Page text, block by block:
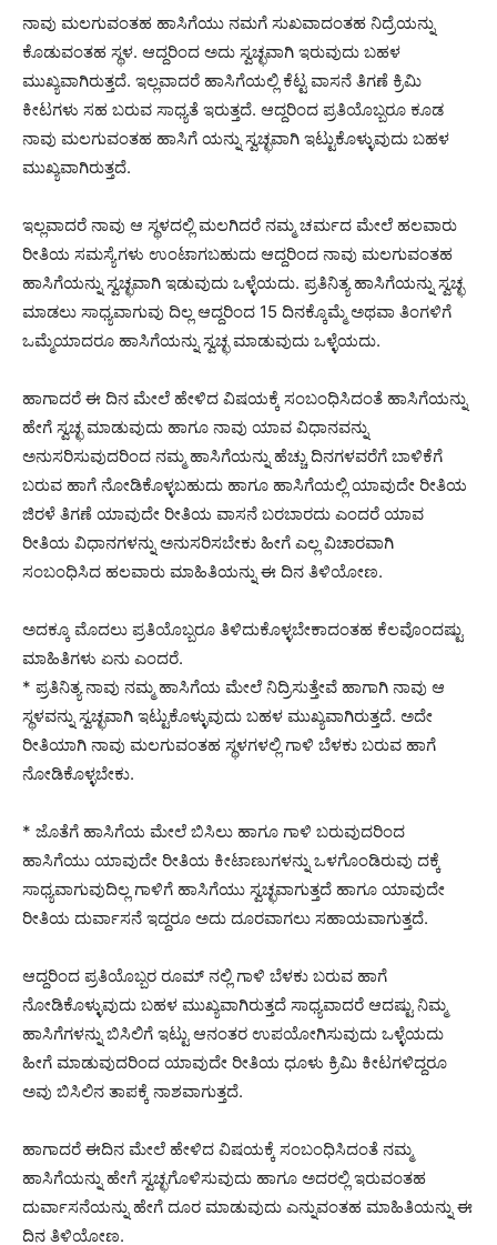
ನಾವು ಮಲಗುವಂತಹ ಹಾಸಿಗೆಯು ನಮಗೆ ಸುಖವಾದಂತಹ ನಿದ್ರೆಯನ್ನು
ಕೊಡುವಂತಹ ಸ್ಥಳ. ಆದ್ದರಿಂದ ಅದು ಸ್ವಚ್ಛವಾಗಿ ಇರುವುದು ಬಹಳ
ಮುಖ್ಯವಾಗಿರುತ್ತದೆ. ಇಲ್ಲವಾದರೆ ಹಾಸಿಗೆಯಲ್ಲಿ ಕೆಟ್ಟ ವಾಸನೆ ತಿಗಣೆ ಕ್ರಿಮಿ
ಕೀಟಗಳು ಸಹ ಬರುವ ಸಾಧ್ಯತೆ ಇರುತ್ತದೆ. ಆದ್ದರಿಂದ ಪ್ರತಿಯೊಬ್ಬರೂ ಕೂಡ
ನಾವು ಮಲಗುವಂತಹ ಹಾಸಿಗೆ ಯನ್ನು ಸ್ವಚ್ಛವಾಗಿ ಇಟ್ಟುಕೊಳ್ಳುವುದು ಬಹಳ
ಮುಖ್ಯವಾಗಿರುತ್ತದೆ.
ಇಲ್ಲವಾದರೆ ನಾವು ಆ ಸ್ಥಳದಲ್ಲಿ ಮಲಗಿದರೆ ನಮ್ಮ ಚರ್ಮದ ಮೇಲೆ ಹಲವಾರು
ರೀತಿಯ ಸಮಸ್ಯೆಗಳು ಉಂಟಾಗಬಹುದು ಆದ್ದರಿಂದ ನಾವು ಮಲಗುವಂತಹ
ಹಾಸಿಗೆಯನ್ನು ಸ್ವಚ್ಛವಾಗಿ ಇಡುವುದು ಒಳ್ಳೆಯದು. ಪ್ರತಿನಿತ್ಯ ಹಾಸಿಗೆಯನ್ನು ಸ್ವಚ್ಛ
ಮಾಡಲು ಸಾಧ್ಯವಾಗುವು ದಿಲ್ಲ ಆದ್ದರಿಂದ 15 ದಿನಕ್ಕೊಮ್ಮೆ ಅಥವಾ ತಿಂಗಳಿಗೆ
ಒಮ್ಮೆಯಾದರೂ ಹಾಸಿಗೆಯನ್ನು ಸ್ವಚ್ಛ ಮಾಡುವುದು ಒಳ್ಳೆಯದು.
ಹಾಗಾದರೆ ಈ ದಿನ ಮೇಲೆ ಹೇಳಿದ ವಿಷಯಕ್ಕೆ ಸಂಬಂಧಿಸಿದಂತೆ ಹಾಸಿಗೆಯನ್ನು
ಹೇಗೆ ಸ್ವಚ್ಛ ಮಾಡುವುದು ಹಾಗೂ ನಾವು ಯಾವ ವಿಧಾನವನ್ನು
ಅನುಸರಿಸುವುದರಿಂದ ನಮ್ಮ ಹಾಸಿಗೆಯನ್ನು ಹೆಚ್ಚು ದಿನಗಳವರೆಗೆ ಬಾಳಿಕೆಗೆ
ಬರುವ ಹಾಗೆ ನೋಡಿಕೊಳ್ಳಬಹುದು ಹಾಗೂ ಹಾಸಿಗೆಯಲ್ಲಿ ಯಾವುದೇ ರೀತಿಯ
ಜಿರಳೆ ತಿಗಣೆ ಯಾವುದೇ ರೀತಿಯ ವಾಸನೆ ಬರಬಾರದು ಎಂದರೆ ಯಾವ
ರೀತಿಯ ವಿಧಾನಗಳನ್ನು ಅನುಸರಿಸಬೇಕು ಹೀಗೆ ಎಲ್ಲ ವಿಚಾರವಾಗಿ
ಸಂಬಂಧಿಸಿದ ಹಲವಾರು ಮಾಹಿತಿಯನ್ನು ಈ ದಿನ ತಿಳಿಯೋಣ.
ಅದಕ್ಕೂ ಮೊದಲು ಪ್ರತಿಯೊಬ್ಬರೂ ತಿಳಿದುಕೊಳ್ಳಬೇಕಾದಂತಹ ಕೆಲವೊಂದಷ್ಟು
ಮಾಹಿತಿಗಳು ಏನು ಎಂದರೆ.
* ಪ್ರತಿನಿತ್ಯ ನಾವು ನಮ್ಮ ಹಾಸಿಗೆಯ ಮೇಲೆ ನಿದ್ರಿಸುತ್ತೇವೆ ಹಾಗಾಗಿ ನಾವು ಆ
ಸ್ಥಳವನ್ನು ಸ್ವಚ್ಛವಾಗಿ ಇಟ್ಟುಕೊಳ್ಳುವುದು ಬಹಳ ಮುಖ್ಯವಾಗಿರುತ್ತದೆ. ಅದೇ
ರೀತಿಯಾಗಿ ನಾವು ಮಲಗುವಂತಹ ಸ್ಥಳಗಳಲ್ಲಿ ಗಾಳಿ ಬೆಳಕು ಬರುವ ಹಾಗೆ
ನೋಡಿಕೊಳ್ಳಬೇಕು.
* ಜೊತೆಗೆ ಹಾಸಿಗೆಯ ಮೇಲೆ ಬಿಸಿಲು ಹಾಗೂ ಗಾಳಿ ಬರುವುದರಿಂದ
ಹಾಸಿಗೆಯು ಯಾವುದೇ ರೀತಿಯ ಕೀಟಾಣುಗಳನ್ನು ಒಳಗೊಂಡಿರುವು ದಕ್ಕೆ
ಸಾಧ್ಯವಾಗುವುದಿಲ್ಲ ಗಾಳಿಗೆ ಹಾಸಿಗೆಯು ಸ್ವಚ್ಛವಾಗುತ್ತದೆ ಹಾಗೂ ಯಾವುದೇ
ರೀತಿಯ ದುರ್ವಾಸನೆ ಇದ್ದರೂ ಅದು ದೂರವಾಗಲು ಸಹಾಯವಾಗುತ್ತದೆ.
ಆದ್ದರಿಂದ ಪ್ರತಿಯೊಬ್ಬರ ರೂಮ್ ನಲ್ಲಿ ಗಾಳಿ ಬೆಳಕು ಬರುವ ಹಾಗೆ
ನೋಡಿಕೊಳ್ಳುವುದು ಬಹಳ ಮುಖ್ಯವಾಗಿರುತ್ತದೆ ಸಾಧ್ಯವಾದರೆ ಆದಷ್ಟು ನಿಮ್ಮ
ಹಾಸಿಗೆಗಳನ್ನು ಬಿಸಿಲಿಗೆ ಇಟ್ಟು ಆನಂತರ ಉಪಯೋಗಿಸುವುದು ಒಳ್ಳೆಯದು
ಹೀಗೆ ಮಾಡುವುದರಿಂದ ಯಾವುದೇ ರೀತಿಯ ಧೂಳು ಕ್ರಿಮಿ ಕೀಟಗಳಿದ್ದರೂ
ಅವು ಬಿಸಿಲಿನ ತಾಪಕ್ಕೆ ನಾಶವಾಗುತ್ತದೆ.
ಹಾಗಾದರೆ ಈದಿನ ಮೇಲೆ ಹೇಳಿದ ವಿಷಯಕ್ಕೆ ಸಂಬಂಧಿಸಿದಂತೆ ನಮ್ಮ
ಹಾಸಿಗೆಯನ್ನು ಹೇಗೆ ಸ್ವಚ್ಛಗೊಳಿಸುವುದು ಹಾಗೂ ಅದರಲ್ಲಿ ಇರುವಂತಹ
ದುರ್ವಾಸನೆಯನ್ನು ಹೇಗೆ ದೂರ ಮಾಡುವುದು ಎನ್ನುವಂತಹ ಮಾಹಿತಿಯನ್ನು ಈ
ದಿನ ತಿಳಿಯೋಣ.